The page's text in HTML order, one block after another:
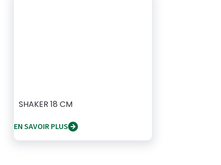
SHAKER 18 CM
EN SAVOIR PLUS